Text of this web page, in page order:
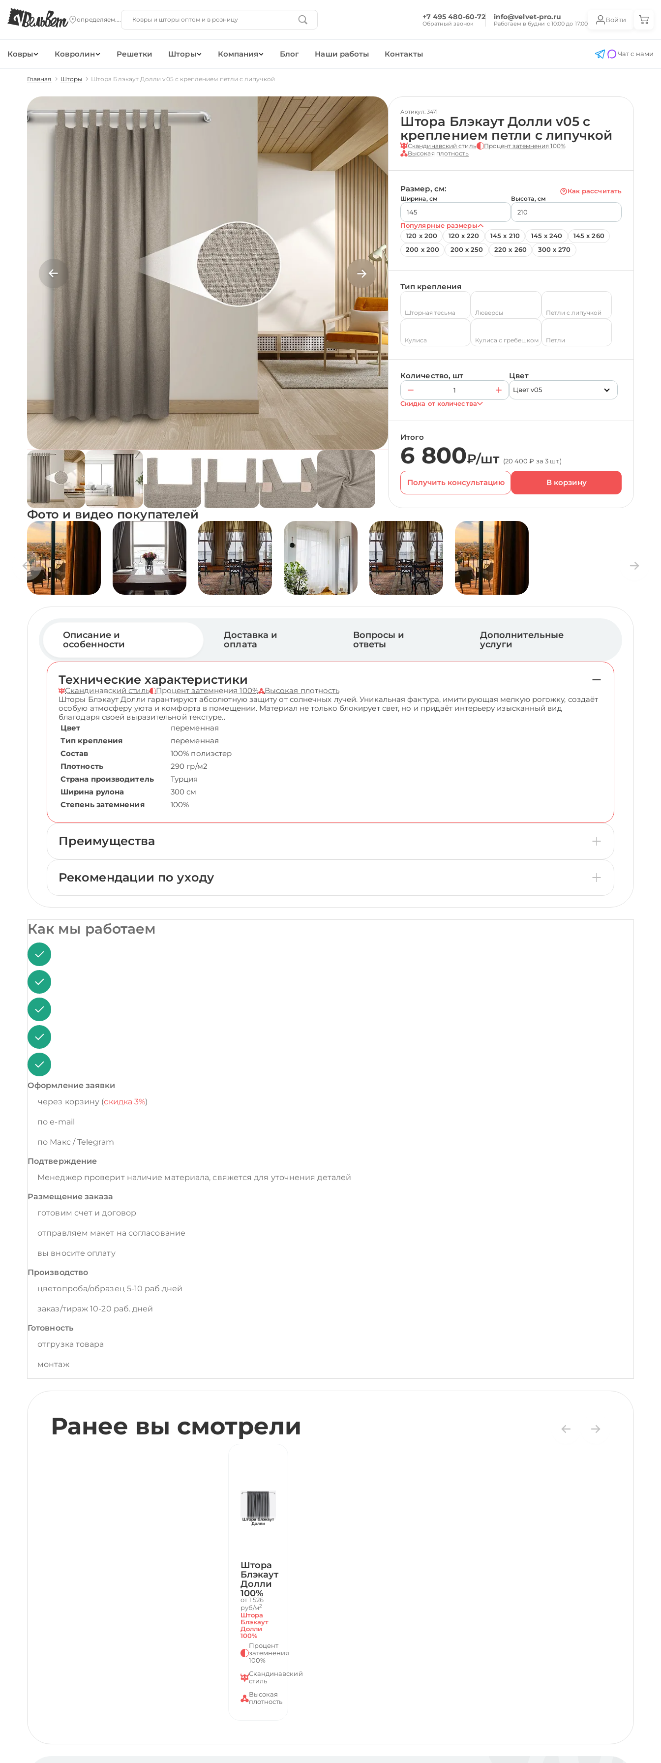
+7 495 480-60-72
Обратный звонок
info@velvet-pro.ru
Работаем в будни с 10:00 до 17:00
Войти
Ковры Ковролин Решетки Шторы Компания Блог Наши работы Контакты Чат с нами
Главная Шторы Штора Блэкаут Долли v05 с креплением петли с липучкой
Артикул: 3471
Штора Блэкаут Долли v05 с
креплением петли с липучкой
Скандинавский стиль
Процент затемнения 100%
Высокая плотность
Размер, см: Как рассчитать
Ширина, см Высота, см
Популярные размеры
120 х 200
120 х 220 145 х 210 145 х 240
145 х 260
200 х 200
200 х 250 220 х 260 300 х 270
Тип крепления
Шторная тесьма Люверсы Петли с липучкой
Кулиса Кулиса с гребешком Петли
Количество, шт Цвет
Цвет v05
Скидка от количества
Итого
6 800₽/шт (20 400 ₽ за 3 шт.)
Получить консультацию
Фото и видео покупателей
Описание и
особенности
Доставка и
оплата
Вопросы и
ответы
Дополнительные
услуги
Технические характеристики
Скандинавский стиль Процент затемнения 100%
Высокая плотность
Шторы Блэкаут Долли гарантируют абсолютную защиту от солнечных лучей. Уникальная фактура, имитирующая мелкую рогожку, создаёт
особую атмосферу уюта и комфорта в помещении. Материал не только блокирует свет, но и придаёт интерьеру изысканный вид
благодаря своей выразительной текстуре..
Цвет
переменная
Тип крепления
переменная
Состав
100% полиэстер
Плотность
290 гр/м2
Страна производитель
Турция
Ширина рулона
300 см
Степень затемнения
100%
Преимущества
Рекомендации по уходу
Как мы работаем
Оформление заявки
через корзину (скидка 3%)
по e-mail
по Макс / Telegram
Подтверждение
Менеджер проверит наличие материала, свяжется для уточнения деталей
Размещение заказа
готовим счет и договор
отправляем макет на согласование
вы вносите оплату
Производство
цветопроба/образец 5-10 раб.дней
заказ/тираж 10-20 раб. дней
Готовность
отгрузка товара
монтаж
Ранее вы смотрели
Штора
Блэкаут
Долли
100%
от 1 526
руб/м2
Штора
Блэкаут
Долли
100%
Процент
затемнения
100%
Скандинавский
стиль
Высокая
плотность